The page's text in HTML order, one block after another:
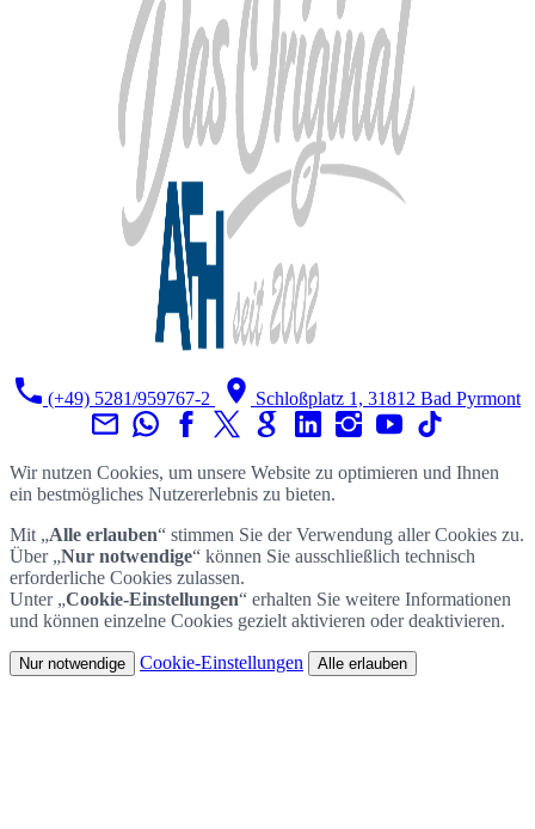
(+49) 5281/959767-2 Schloßplatz 1, 31812 Bad Pyrmont
Wir nutzen Cookies, um unsere Website zu optimieren und Ihnen
ein bestmögliches Nutzererlebnis zu bieten.
Mit „Alle erlauben“ stimmen Sie der Verwendung aller Cookies zu.
Über „Nur notwendige“ können Sie ausschließlich technisch
erforderliche Cookies zulassen.
Unter „Cookie-Einstellungen“ erhalten Sie weitere Informationen
und können einzelne Cookies gezielt aktivieren oder deaktivieren.
Nur notwendige Cookie-Einstellungen Alle erlauben